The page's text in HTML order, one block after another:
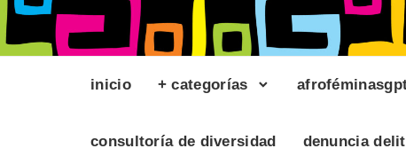
inicio + categorías
consultoría de diversidad denuncia